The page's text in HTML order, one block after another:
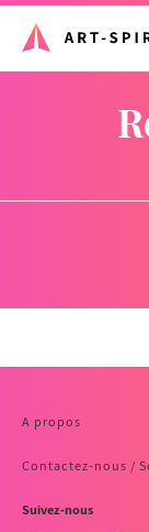
A propos
Contactez-nous /
Suivez-nous